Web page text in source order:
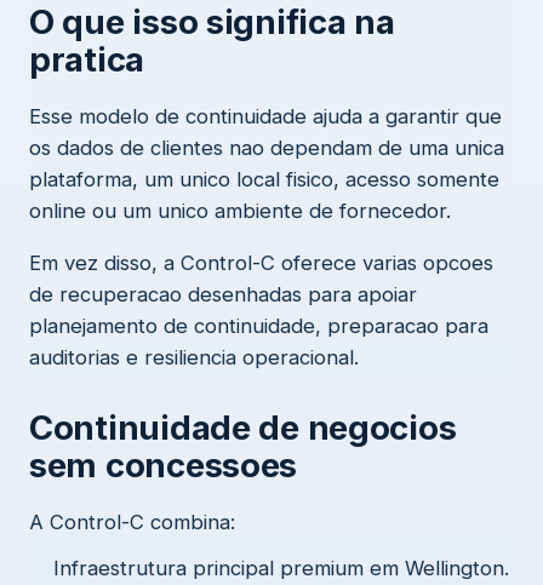
O que isso significa na
pratica
Esse modelo de continuidade ajuda a garantir que
os dados de clientes nao dependam de uma unica
plataforma, um unico local fisico, acesso somente
online ou um unico ambiente de fornecedor.
Em vez disso, a Control-C oferece varias opcoes
de recuperacao desenhadas para apoiar
planejamento de continuidade, preparacao para
auditorias e resiliencia operacional.
Continuidade de negocios
sem concessoes
A Control-C combina:
Infraestrutura principal premium em Wellington.